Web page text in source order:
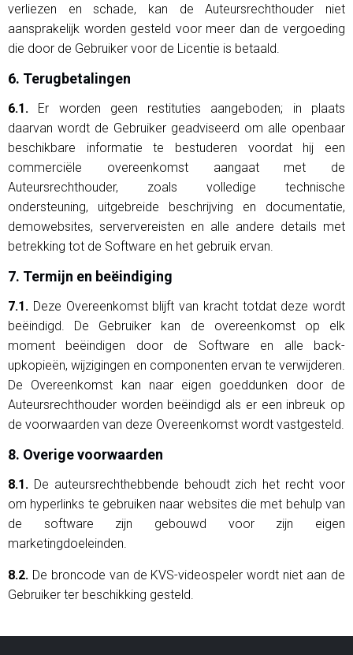
verliezen en schade, kan de Auteursrechthouder niet
aansprakelijk worden gesteld voor meer dan de vergoeding
die door de Gebruiker voor de Licentie is betaald.
6. Terugbetalingen
6.1. Er worden geen restituties aangeboden; in plaats
daarvan wordt de Gebruiker geadviseerd om alle openbaar
beschikbare informatie te bestuderen voordat hij een
commerciële overeenkomst aangaat met de
Auteursrechthouder, zoals volledige technische
ondersteuning, uitgebreide beschrijving en documentatie,
demowebsites, serververeisten en alle andere details met
betrekking tot de Software en het gebruik ervan.
7. Termijn en beëindiging
7.1. Deze Overeenkomst blijft van kracht totdat deze wordt
beëindigd. De Gebruiker kan de overeenkomst op elk
moment beëindigen door de Software en alle back-
upkopieën, wijzigingen en componenten ervan te verwijderen.
De Overeenkomst kan naar eigen goeddunken door de
Auteursrechthouder worden beëindigd als er een inbreuk op
de voorwaarden van deze Overeenkomst wordt vastgesteld.
8. Overige voorwaarden
8.1. De auteursrechthebbende behoudt zich het recht voor
om hyperlinks te gebruiken naar websites die met behulp van
de software zijn gebouwd voor zijn eigen
marketingdoeleinden.
8.2. De broncode van de KVS-videospeler wordt niet aan de
Gebruiker ter beschikking gesteld.